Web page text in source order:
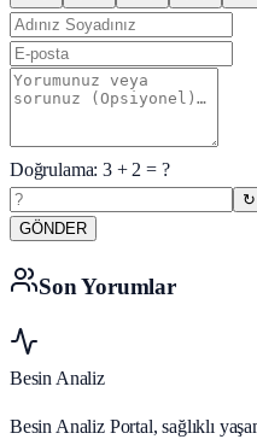
Doğrulama:3+2 = ?
↻
GÖNDER
Son Yorumlar
Besin Analiz
Besin Analiz Portal, sağlıklı